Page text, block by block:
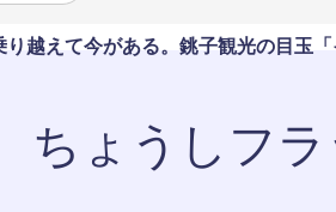
り越えて今がある。銚子観光の目玉
ちょうしフ